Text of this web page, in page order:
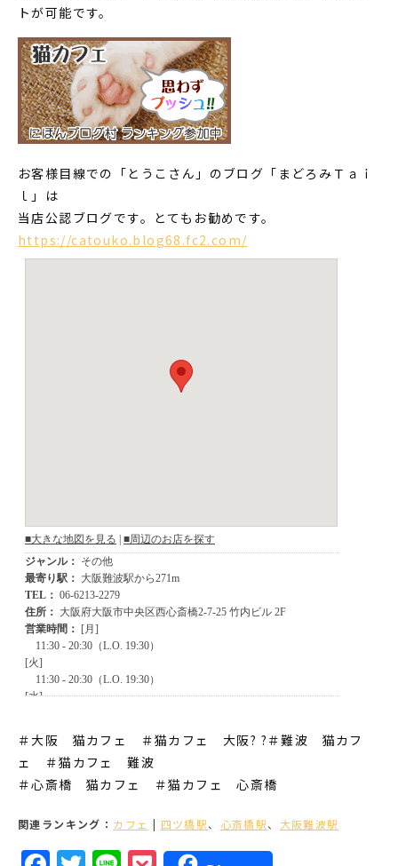
トが可能です。
お客様目線での「とうこさん」のブログ「まどろみＴａｉ
ｌ」は
当店公認ブログです。とてもお勧めです。
https://catouko.blog68.fc2.com/
＃大阪 猫カフェ ＃猫カフェ 大阪? ?＃難波 猫カフ
ェ ＃猫カフェ 難波
＃心斎橋 猫カフェ ＃猫カフェ 心斎橋
関連ランキング： カフェ | 四ツ橋駅、 心斎橋駅、 大阪難波駅